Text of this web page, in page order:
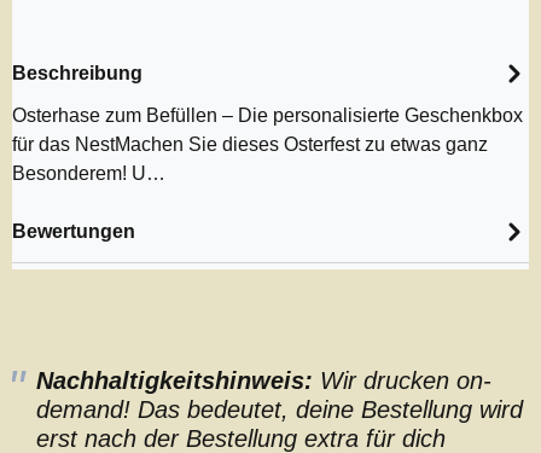
Beschreibung
Osterhase zum Befüllen – Die personalisierte Geschenkbox
für das NestMachen Sie dieses Osterfest zu etwas ganz
Besonderem! U…
Bewertungen
Nachhaltigkeitshinweis: Wir drucken on-
demand! Das bedeutet, deine Bestellung wird
erst nach der Bestellung extra für dich